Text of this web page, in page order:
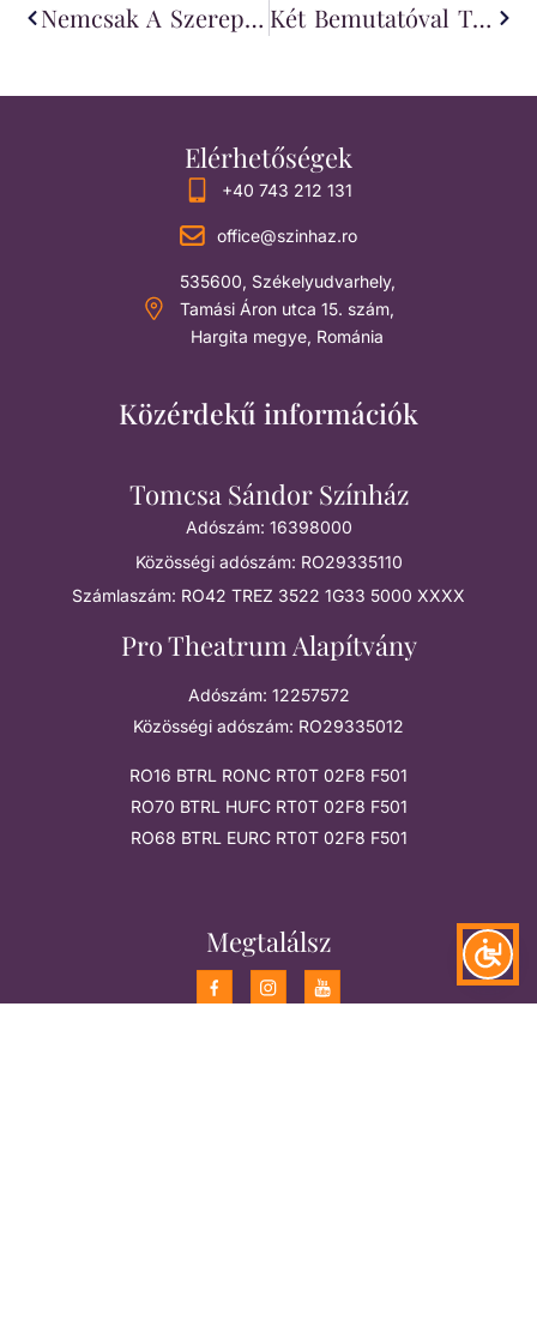
Nemcsak A Szerepeket Írja, Főszereplő Lesz Tomcsa Sándor Két Bemutatóval Tiszteleg Névadója Előtt A Színház
Elérhetőségek
+40 743 212 131
office@szinhaz.ro
535600, Székelyudvarhely,
Tamási Áron utca 15. szám,
Hargita megye, Románia
Közérdekű információk
Tomcsa Sándor Színház
Adószám: 16398000
Közösségi adószám: RO29335110
Számlaszám: RO42 TREZ 3522 1G33 5000 XXXX
Pro Theatrum Alapítvány
Adószám: 12257572
Közösségi adószám: RO29335012
RO16 BTRL RONC RT0T 02F8 F501
RO70 BTRL HUFC RT0T 02F8 F501
RO68 BTRL EURC RT0T 02F8 F501
Megtalálsz